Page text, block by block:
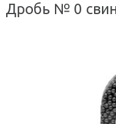
Дробь № 0